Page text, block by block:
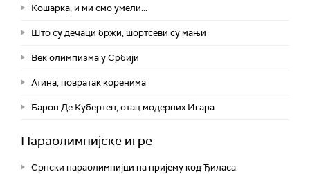
Кошарка, и ми смо умели...
Што су дечаци бржи, шортсеви су мањи
Век олимпизма у Србији
Атина, повратак коренима
Барон Де Кубертен, отац модерних Игара
Параолимпијске игре
Српски параолимпијци на пријему код Ђиласа